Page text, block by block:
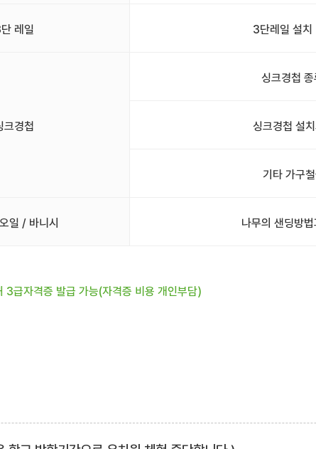
레일 3단레일 설치
크경첩
싱크경첩
싱크경첩 설
기타 가구
일 / 바니시 나무의 샌딩방
급자격증 발급 가능(자격증 비용 개인부담)